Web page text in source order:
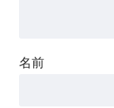
名前